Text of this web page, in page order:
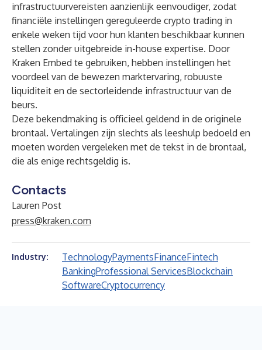
infrastructuurvereisten aanzienlijk eenvoudiger, zodat
financiële instellingen gereguleerde crypto trading in
enkele weken tijd voor hun klanten beschikbaar kunnen
stellen zonder uitgebreide in-house expertise. Door
Kraken Embed te gebruiken, hebben instellingen het
voordeel van de bewezen marktervaring, robuuste
liquiditeit en de sectorleidende infrastructuur van de
beurs.
Deze bekendmaking is officieel geldend in de originele
brontaal. Vertalingen zijn slechts als leeshulp bedoeld en
moeten worden vergeleken met de tekst in de brontaal,
die als enige rechtsgeldig is.
Contacts
Lauren Post
press@kraken.com
Industry: TechnologyPaymentsFinanceFintech
BankingProfessional ServicesBlockchain
SoftwareCryptocurrency